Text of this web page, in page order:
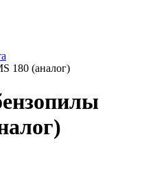
180 (аналог)